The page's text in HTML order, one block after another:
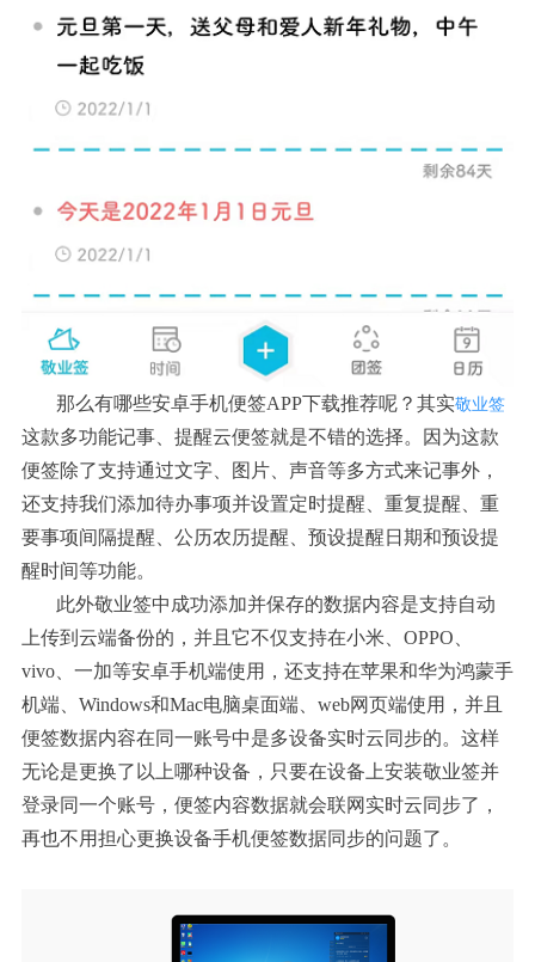
那么有哪些安卓手机便签APP下载推荐呢？其实敬业签
这款多功能记事、提醒云便签就是不错的选择。因为这款
便签除了支持通过文字、图片、声音等多方式来记事外，
还支持我们添加待办事项并设置定时提醒、重复提醒、重
要事项间隔提醒、公历农历提醒、预设提醒日期和预设提
醒时间等功能。
此外敬业签中成功添加并保存的数据内容是支持自动
上传到云端备份的，并且它不仅支持在小米、 OPPO、
vivo、一加等安卓手机端使用，还支持在苹果和华为鸿蒙手
机端、Windows和Mac电脑桌面端、web网页端使用，并且
便签数据内容在同一账号中是多设备实时云同步的。这样
无论是更换了以上哪种设备，只要在设备上安装敬业签并
登录同一个账号，便签内容数据就会联网实时云同步了，
再也不用担心更换设备手机便签数据同步的问题了。